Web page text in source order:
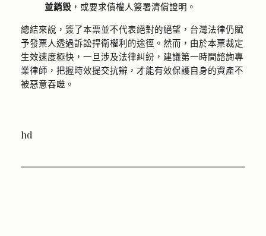
並銷毀，或要求債權人簽署清償證明。
總結來說，簽了本票並不代表絕對的絕望，台灣法律仍賦
予發票人透過訴訟捍衛權利的途徑。然而，由於本票裁定
生效速度極快，一旦涉及法律糾紛，建議第一時間諮詢專
業律師，把握時效提交抗辯，才能有效保護自身的資產不
被惡意吞噬。
hd